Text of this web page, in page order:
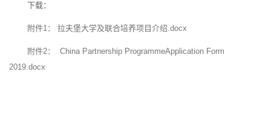
下载：
附件1： 拉夫堡大学及联合培养项目介绍.docx
附件2： China Partnership ProgrammeApplication Form
2019.docx